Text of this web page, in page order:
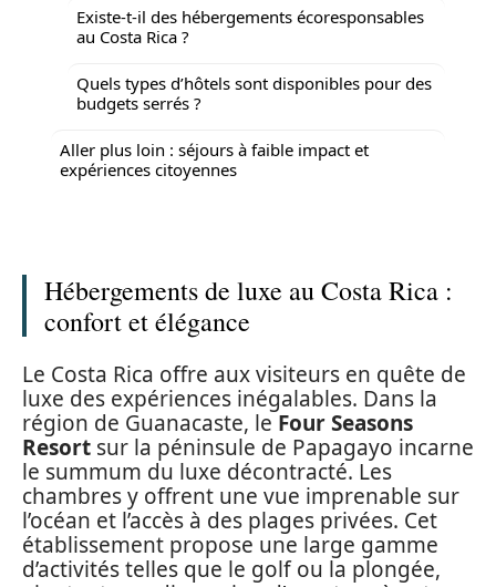
Existe-t-il des hébergements écoresponsables
au Costa Rica ?
Quels types d’hôtels sont disponibles pour des
budgets serrés ?
Aller plus loin : séjours à faible impact et
expériences citoyennes
Hébergements de luxe au Costa Rica :
confort et élégance
Le Costa Rica offre aux visiteurs en quête de
luxe des expériences inégalables. Dans la
région de Guanacaste, le Four Seasons
Resort sur la péninsule de Papagayo incarne
le summum du luxe décontracté. Les
chambres y offrent une vue imprenable sur
l’océan et l’accès à des plages privées. Cet
établissement propose une large gamme
d’activités telles que le golf ou la plongée,